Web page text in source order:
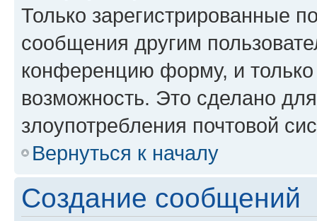
Только зарегистрированные
сообщения другим
конференцию форму, и
возможность. Это сделано
злоупотребления почтовой
Вернуться к началу
Создание сообщений